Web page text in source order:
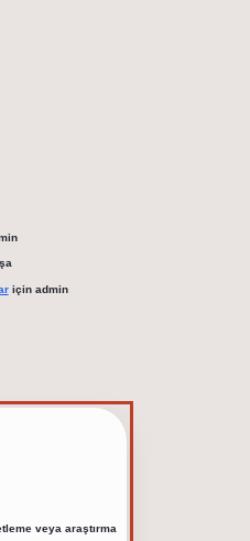
için admin
veya araştırma